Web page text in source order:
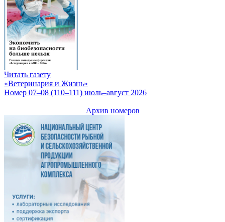
Читать газету
«Ветеринария и Жизнь»
Номер 07–08 (110–111) июль–август 2026
Архив номеров